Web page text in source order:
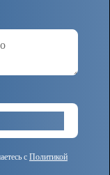
с Политикой